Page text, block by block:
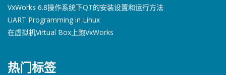
VxWorks 6.8操作系统下QT的安装设置和运行方法
UART Programming in Linux
在虚拟机Virtual Box上跑VxWorks
热门标签